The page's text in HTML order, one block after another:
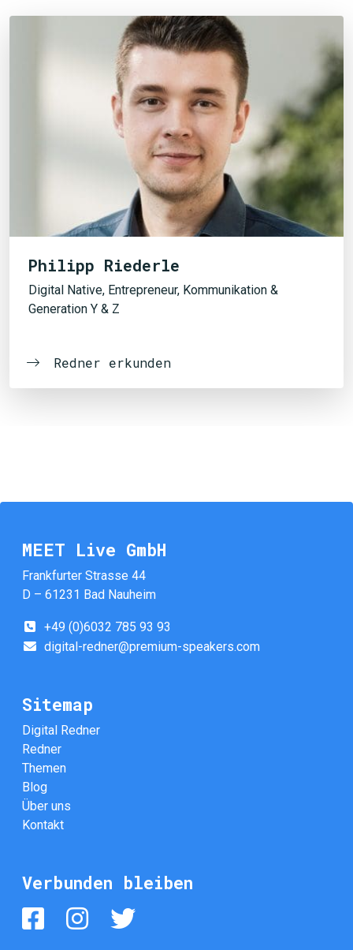
Philipp Riederle
Digital Native, Entrepreneur, Kommunikation &
Generation Y & Z
Redner erkunden
MEET Live GmbH
Frankfurter Strasse 44
D – 61231 Bad Nauheim
+49 (0)6032 785 93 93
digital-redner@premium-speakers.com
Sitemap
Digital Redner
Redner
Themen
Blog
Über uns
Kontakt
Verbunden bleiben
JETZT SUCHEN